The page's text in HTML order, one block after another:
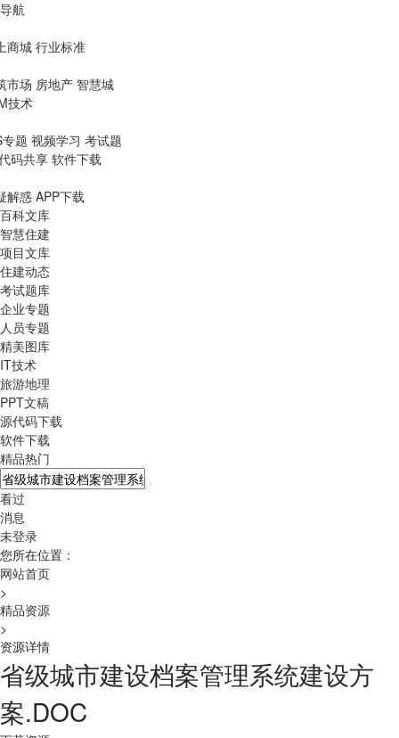
导航
商城 行业标准
市场 房地产 智慧城
技术
题 视频学习 考试题
码共享 软件下载
解惑 APP下载
百科文库
智慧住建
项目文库
住建动态
考试题库
企业专题
人员专题
精美图库
IT技术
旅游地理
PPT文稿
源代码下载
软件下载
精品热门
看过
消息
未登录
您所在位置：
网站首页
>
精品资源
>
资源详情
省级城市建设档案管理系统建设方
案.DOC